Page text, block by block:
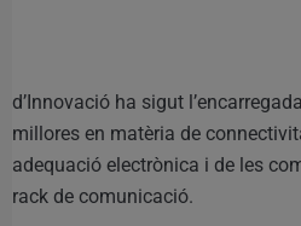
d’Innovació ha sigut
millores en matèria de
adequació electrònica i de les
rack de comunicació.